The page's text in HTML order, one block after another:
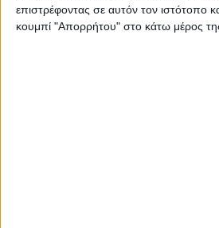
επιστρέφοντας σε αυτόν τον ιστότοπο
κουμπί "Απορρήτου" στο κάτω μέρος της